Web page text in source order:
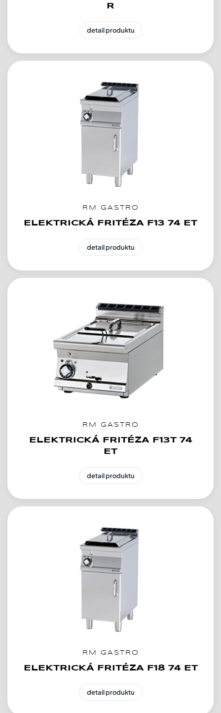
R
detail produktu
RM GASTRO
ELEKTRICKÁ FRITÉZA F13 74 ET
detail produktu
RM GASTRO
ELEKTRICKÁ FRITÉZA F13T 74
ET
detail produktu
RM GASTRO
ELEKTRICKÁ FRITÉZA F18 74 ET
detail produktu